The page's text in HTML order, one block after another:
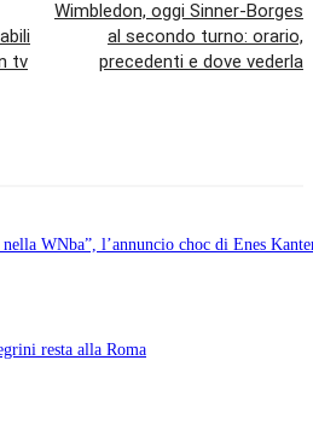
tv
Wimbledon, oggi Sinner-Borges
al secondo turno: orario,
precedenti e dove vederla
WNba”, l’annuncio choc di Enes
resta alla Roma